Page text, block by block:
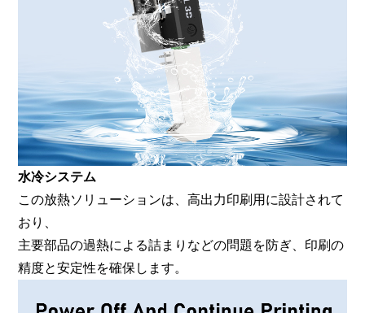
水冷システム
この放熱ソリューションは、高出力印刷用に設計されて
おり、
主要部品の過熱による詰まりなどの問題を防ぎ、印刷の
精度と安定性を確保します。